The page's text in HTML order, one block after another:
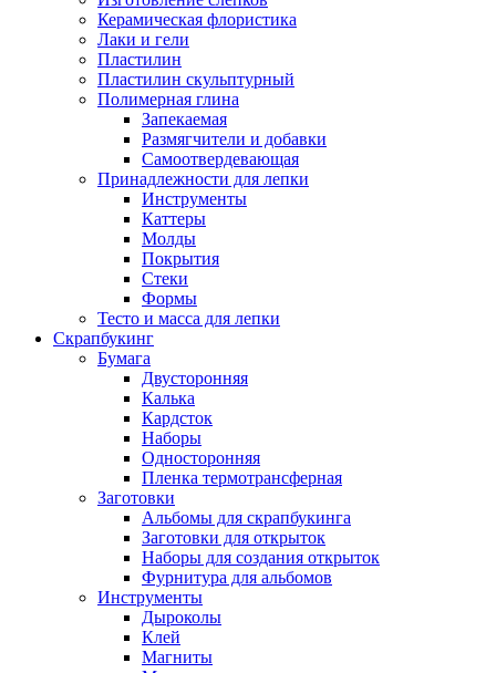
Керамическая флористика
Лаки и гели
Пластилин
Пластилин скульптурный
Полимерная глина
Запекаемая
Размягчители и добавки
Самоотвердевающая
Принадлежности для лепки
Инструменты
Каттеры
Молды
Покрытия
Стеки
Формы
Тесто и масса для лепки
Скрапбукинг
Бумага
Двусторонняя
Калька
Кардсток
Наборы
Односторонняя
Пленка термотрансферная
Заготовки
Альбомы для скрапбукинга
Заготовки для открыток
Наборы для создания открыток
Фурнитура для альбомов
Инструменты
Дыроколы
Клей
Магниты